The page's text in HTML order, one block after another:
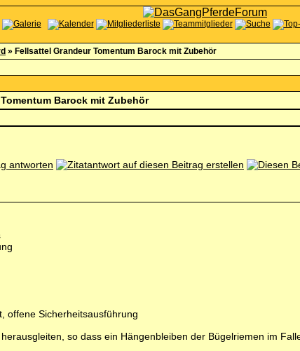
» Fellsattel Grandeur Tomentum Barock mit Zubehör
Barock mit Zubehör
offene Sicherheitsausführung
so dass ein Hängenbleiben der Bügelriemen im